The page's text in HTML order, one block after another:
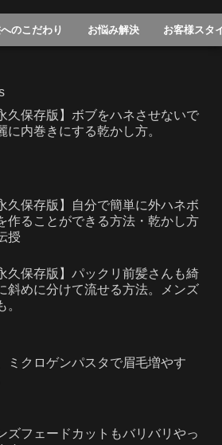
のこだわり お悩み解決 お客様スタ
久保存版】ボブをハネさせないで
に内巻きにする乾かし方。
久保存版】自分で簡単に外ハネボ
作ることができる方法・乾かし方
授
久保存版】パックリ前髪さんも綺
斜めに分けて流せる方法。メンズ
。
ミクロゲンパスタで眉毛増やす
ズフェードカットもバリバリやっ